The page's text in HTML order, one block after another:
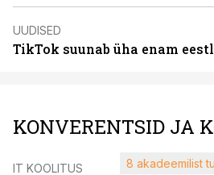
UUDISED
TikTok suunab üha enam
KONVERENTSID JA
IT KOOLITUS 8 akadeemilist